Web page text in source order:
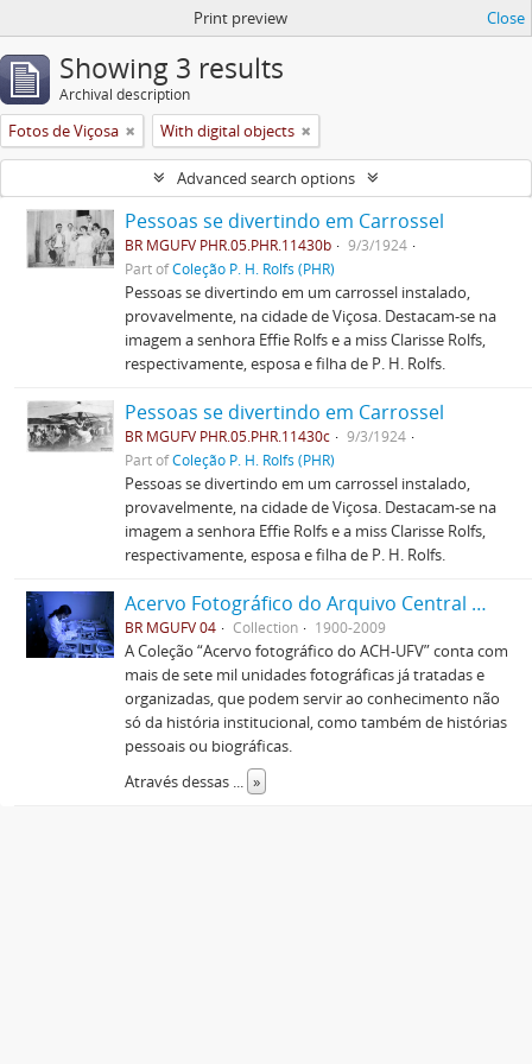
Print preview Close
Showing 3 results
Archival description
Fotos de Viçosa With digital objects
Advanced search options
Pessoas se divertindo em Carrossel
BR MGUFV PHR.05.PHR.11430b
9/3/1924
Part ofColeção P. H. Rolfs (PHR)
Pessoas se divertindo em um carrossel instalado,
provavelmente, na cidade de Viçosa. Destacam-se na
imagem a senhora Effie Rolfs e a miss Clarisse Rolfs,
respectivamente, esposa e filha de P. H. Rolfs.
Pessoas se divertindo em Carrossel
BR MGUFV PHR.05.PHR.11430c
9/3/1924
Part ofColeção P. H. Rolfs (PHR)
Pessoas se divertindo em um carrossel instalado,
provavelmente, na cidade de Viçosa. Destacam-se na
imagem a senhora Effie Rolfs e a miss Clarisse Rolfs,
respectivamente, esposa e filha de P. H. Rolfs.
Acervo Fotográfico do Arquivo Central Histórico da UFV
BR MGUFV 04 Collection 1900-2009
A Coleção “Acervo fotográfico do ACH-UFV” conta com
mais de sete mil unidades fotográficas já tratadas e
organizadas, que podem servir ao conhecimento não
só da história institucional, como também de histórias
pessoais ou biográficas.
Através dessas ... »